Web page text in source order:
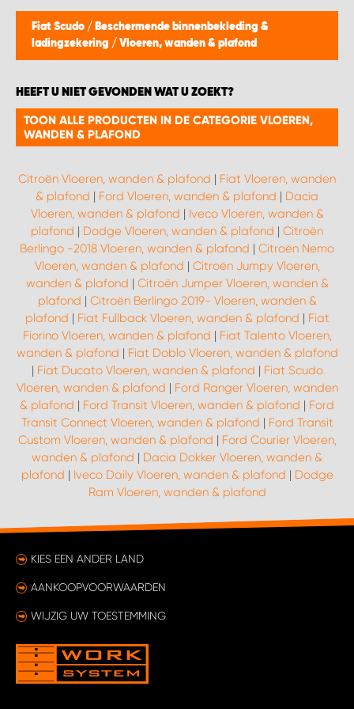
Fiat Scudo / Beschermende binnenbekleding &
ladingzekering / Vloeren, wanden & plafond
HEEFT U NIET GEVONDEN WAT U ZOEKT?
TOON ALLE PRODUCTEN IN DE CATEGORIE VLOEREN,
WANDEN & PLAFOND
Citroën Vloeren, wanden & plafond | Fiat Vloeren, wanden
& plafond | Ford Vloeren, wanden & plafond | Dacia
Vloeren, wanden & plafond | Iveco Vloeren, wanden &
plafond | Dodge Vloeren, wanden & plafond | Citroën
Berlingo -2018 Vloeren, wanden & plafond | Citroën Nemo
Vloeren, wanden & plafond | Citroën Jumpy Vloeren,
wanden & plafond | Citroën Jumper Vloeren, wanden &
plafond | Citroën Berlingo 2019- Vloeren, wanden &
plafond | Fiat Fullback Vloeren, wanden & plafond | Fiat
Fiorino Vloeren, wanden & plafond | Fiat Talento Vloeren,
wanden & plafond | Fiat Doblo Vloeren, wanden & plafond
| Fiat Ducato Vloeren, wanden & plafond | Fiat Scudo
Vloeren, wanden & plafond | Ford Ranger Vloeren, wanden
& plafond | Ford Transit Vloeren, wanden & plafond | Ford
Transit Connect Vloeren, wanden & plafond | Ford Transit
Custom Vloeren, wanden & plafond | Ford Courier Vloeren,
wanden & plafond | Dacia Dokker Vloeren, wanden &
plafond | Iveco Daily Vloeren, wanden & plafond | Dodge
Ram Vloeren, wanden & plafond
KIES EEN ANDER LAND
AANKOOPVOORWAARDEN
WIJZIG UW TOESTEMMING
WORK SYSTEM LIMBURG-KEMPEN
WORK SYSTEM NAMEN
WORK SYSTEM WEST BY PRO-VAN